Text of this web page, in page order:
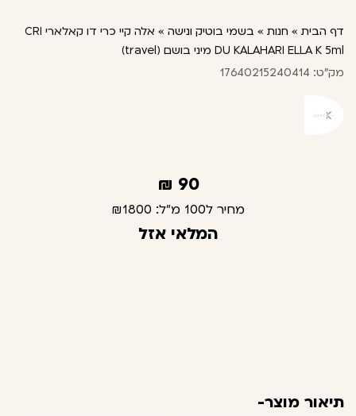
דף הבית » חנות » בשמי בוטיק ונישה »
אלה קיי כרי דו קאלארי CRI
DU KALAHARI ELLA K 5ml מיני בושם (travel)
מק"ט: 17640215240414
90
₪
מחיר ל100 מ"ל: ₪1800
המלאי אזל
תיאור מוצר-